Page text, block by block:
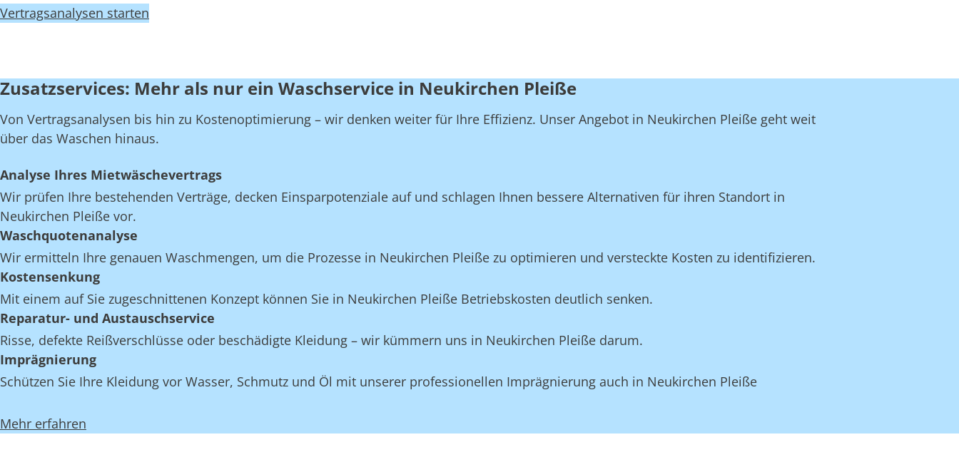
Vertragsanalysen starten
Zusatzservices: Mehr als nur ein Waschservice in Neukirchen Pleiße
Von Vertragsanalysen bis hin zu Kostenoptimierung – wir denken weiter für Ihre Effizienz. Unser Angebot in Neukirchen Pleiße geht weit
über das Waschen hinaus.
Analyse Ihres Mietwäschevertrags
Wir prüfen Ihre bestehenden Verträge, decken Einsparpotenziale auf und schlagen Ihnen bessere Alternativen für ihren Standort in
Neukirchen Pleiße vor.
Waschquotenanalyse
Wir ermitteln Ihre genauen Waschmengen, um die Prozesse in Neukirchen Pleiße zu optimieren und versteckte Kosten zu identifizieren.
Kostensenkung
Mit einem auf Sie zugeschnittenen Konzept können Sie in Neukirchen Pleiße Betriebskosten deutlich senken.
Reparatur- und Austauschservice
Risse, defekte Reißverschlüsse oder beschädigte Kleidung – wir kümmern uns in Neukirchen Pleiße darum.
Imprägnierung
Schützen Sie Ihre Kleidung vor Wasser, Schmutz und Öl mit unserer professionellen Imprägnierung auch in Neukirchen Pleiße
Mehr erfahren